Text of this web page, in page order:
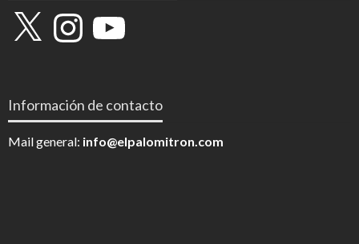
X InstagramYouTube
Información de contacto
Mail general: info@elpalomitron.com